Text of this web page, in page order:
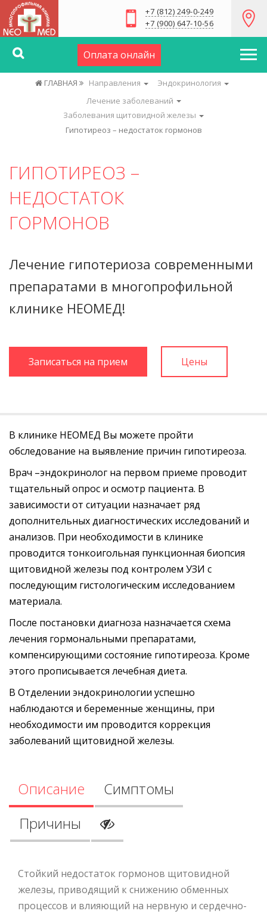
+7 (812) 249-0-249
+7 (900) 647-10-56
Оплата онлайн
ГЛАВНАЯ Направления
Эндокринология
Лечение заболеваний
Заболевания щитовидной железы
Гипотиреоз – недостаток гормонов
ГИПОТИРЕОЗ –
НЕДОСТАТОК
ГОРМОНОВ
Лечение гипотериоза современными
препаратами в многопрофильной
клинике НЕОМЕД!
Записаться на прием Цены
В клинике НЕОМЕД Вы можете пройти
обследование на выявление причин гипотиреоза.
Врач –эндокринолог на первом приеме проводит
тщательный опрос и осмотр пациента. В
зависимости от ситуации назначает ряд
дополнительных диагностических исследований и
анализов. При необходимости в клинике
проводится тонкоигольная пункционная биопсия
щитовидной железы под контролем УЗИ с
последующим гистологическим исследованием
материала.
После постановки диагноза назначается схема
лечения гормональными препаратами,
компенсирующими состояние гипотиреоза. Кроме
этого прописывается лечебная диета.
В Отделении эндокринологии успешно
наблюдаются и беременные женщины, при
необходимости им проводится коррекция
заболеваний щитовидной железы.
Описание
Симптомы
Причины
Стойкий недостаток гормонов щитовидной
железы, приводящий к снижению обменных
процессов и влияющий на нервную и сердечно-